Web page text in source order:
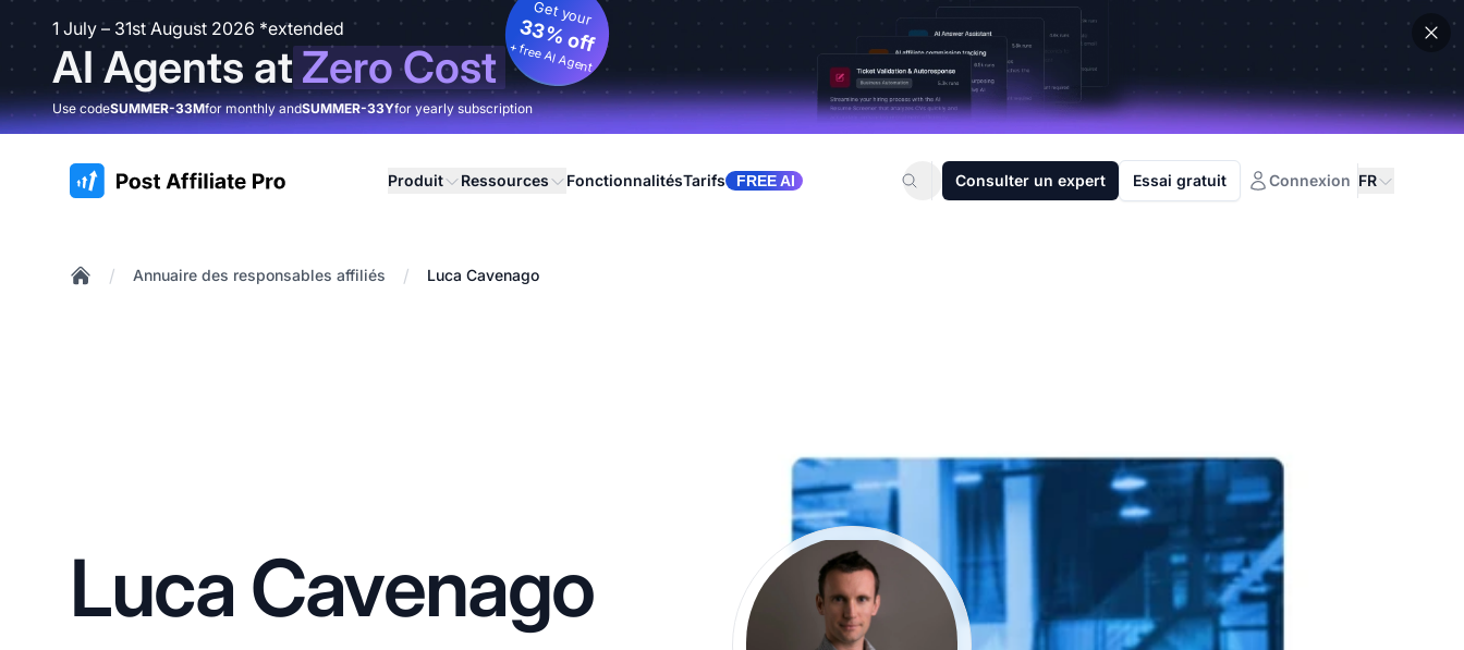
1 July – 31st August 2026 *extended
AI Agents atZero Cost
Get your
33% off
+ free AI Agent
Use codeSUMMER-33Mfor monthly andSUMMER-33Yfor yearly subscription
:site.title Produit Ressources FonctionnalitésTarifs FREE AI Consulter un expert Essai gratuit Connexion FR
/ Annuaire des responsables affiliés / Luca Cavenago
Luca Cavenago